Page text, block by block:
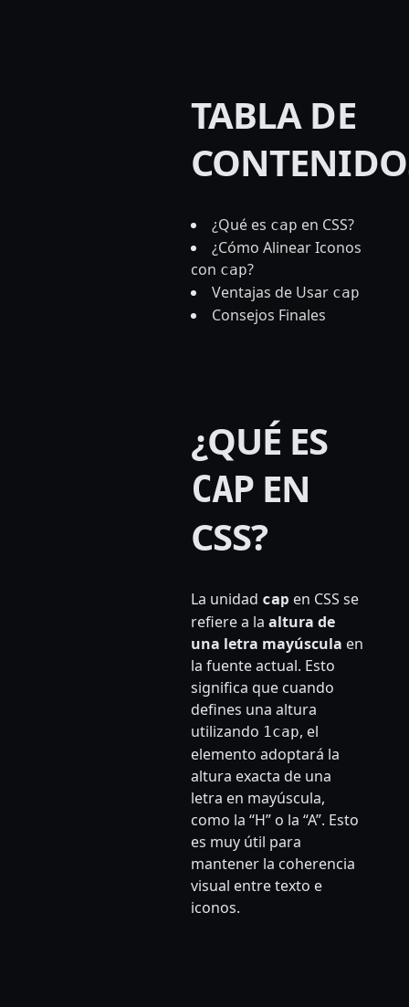
TABLA DE
¿Qué es cap en CSS?
¿Cómo Alinear Iconos
con cap?
Ventajas de Usar cap
Consejos Finales
¿QUÉ ES
CAP EN
CSS?
La unidad cap en CSS se
refiere a la altura de
una letra mayúscula en
la fuente actual. Esto
significa que cuando
defines una altura
utilizando 1cap, el
elemento adoptará la
altura exacta de una
letra en mayúscula,
como la “H” o la “A”. Esto
es muy útil para
mantener la coherencia
visual entre texto e
iconos.